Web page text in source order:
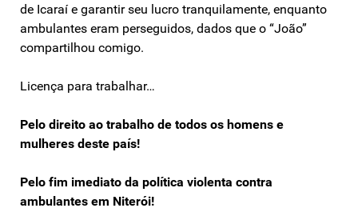
de Icaraí e garantir seu lucro tranquilamente, enquanto
ambulantes eram perseguidos, dados que o “João”
compartilhou comigo.
Licença para trabalhar…
Pelo direito ao trabalho de todos os homens e
mulheres deste país!
Pelo fim imediato da política violenta contra
ambulantes em Niterói!